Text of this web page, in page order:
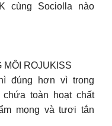
cùng Sociolla nào
MÔI ROJUKISS
đúng hơn vì trong
chứa toàn hoạt chất
mọng và tươi tắn